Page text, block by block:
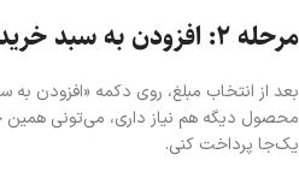
مرحله ۲: افزودن به سبد خرید
بعد از انتخاب مبلغ، روی دکمه «افزودن
محصول دیگه هم نیاز داری، می‌تونی همین
یک‌جا پرداخت کنی.